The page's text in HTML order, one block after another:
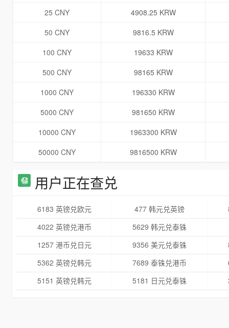
25 CNY
4908.25 KRW
50 CNY
9816.5 KRW
100 CNY
19633 KRW
500 CNY
98165 KRW
1000 CNY
196330 KRW
5000 CNY
981650 KRW
10000 CNY
1963300 KRW
50000 CNY
9816500 KRW
用户正在查兑
6183 英镑兑欧元 477 韩元兑英镑
4022 英镑兑港币
5629 韩元兑泰铢
1257 港币兑日元
9356 美元兑泰铢
5362 英镑兑韩元
7689 泰铢兑港币
5151 英镑兑韩元
5181 日元兑泰铢